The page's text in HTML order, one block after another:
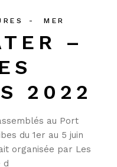
MER
–
2022
au Port
du 1er au 5 juin
organisée par Les
d